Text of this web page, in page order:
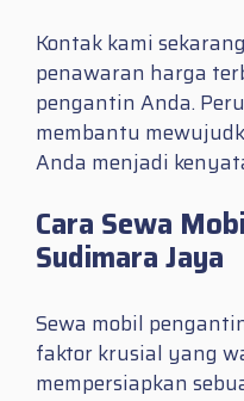
Kontak kami
penawaran harga
pengantin Anda.
membantu
Anda menjadi
Cara Sewa
Sudimara Jaya
Sewa mobil
faktor krusial yang
mempersiapkan